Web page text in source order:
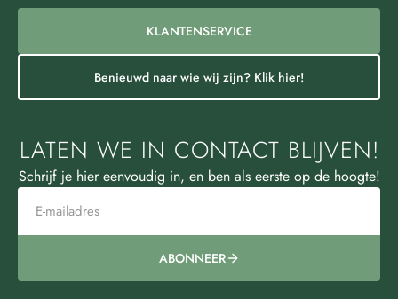
KLANTENSERVICE
Benieuwd naar wie wij zijn? Klik hier!
LATEN WE IN CONTACT BLIJVEN!
Schrijf je hier eenvoudig in, en ben als eerste op de hoogte!
ABONNEER